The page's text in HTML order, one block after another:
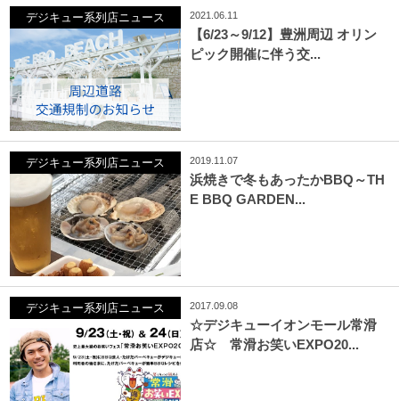
デジキュー系列店ニュース 2021.06.11
【6/23～9/12】豊洲周辺 オリン
ピック開催に伴う交...
デジキュー系列店ニュース 2019.11.07
浜焼きで冬もあったかBBQ～TH
E BBQ GARDEN...
デジキュー系列店ニュース 2017.09.08
☆デジキューイオンモール常滑
店☆ 常滑お笑いEXPO20...